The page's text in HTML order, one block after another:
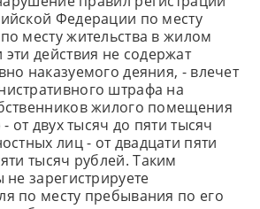
Федерации по месту
месту жительства в жилом
действия не содержат
наказуемого деяния, - влечет
штрафа на
жилого помещения
от двух тысяч до пяти тысяч
лиц - от двадцати пяти
тысяч рублей. Таким
зарегистрируете
по месту пребывания по его